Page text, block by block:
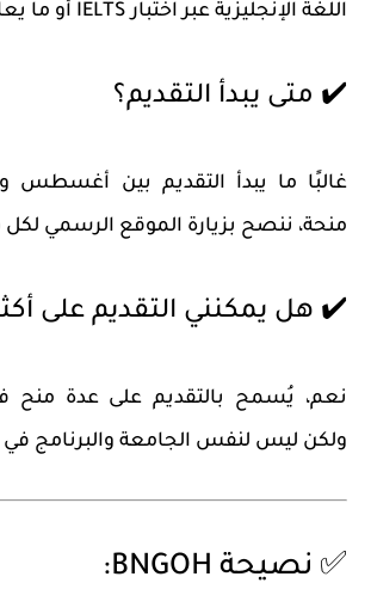
اللغة الإنجليزية عبر اختبار IELTS أو ما يعادله.
✔️ متى يبدأ التقديم؟
غالبًا ما يبدأ التقديم بين أغسطس
منحة، ننصح بزيارة الموقع الرسمي لكل
✔️ هل يمكنني التقديم على
نعم، يُسمح بالتقديم على عدة
ولكن ليس لنفس الجامعة والبرنامج
✅ نصيحة BNGOH: